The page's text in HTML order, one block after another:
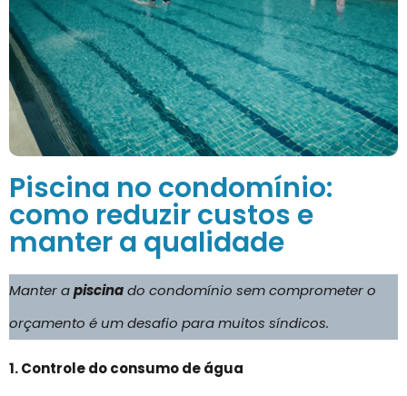
Piscina no condomínio:
como reduzir custos e
manter a qualidade
Manter apiscinado condomínio sem comprometer o
orçamento é um desafio para muitos síndicos.
1. Controle do consumo de água